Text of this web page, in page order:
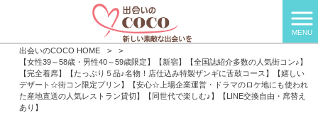
MENU
出会いのCOCO HOME >
>
【女性39～58歳・男性40～59歳限定】【新宿】【全国誌紹介多数の人気街コン♪】
【完全着席】【たっぷり５品♪名物！店仕込み特製ザンギに舌鼓コース】【嬉しい
デザート☆街コン限定プリン】【安心☆上場企業運営・ドラマのロケ地にも使われ
た産地直送の人気レストラン貸切】【同世代で楽しむ♪】【LINE交換自由・席替え
あり】